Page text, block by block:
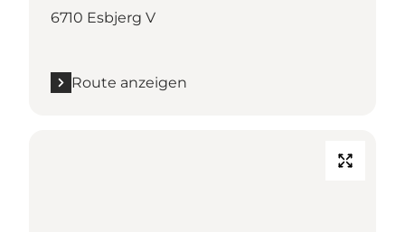
6710 Esbjerg V
Route anzeigen